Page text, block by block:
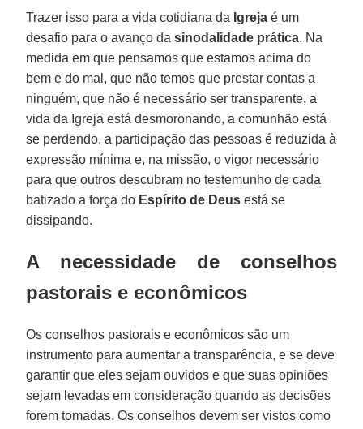
Trazer isso para a vida cotidiana da Igreja é um
desafio para o avanço dasinodalidade prática. Na
medida em que pensamos que estamos acima do
bem e do mal, que não temos que prestar contas a
ninguém, que não é necessário ser transparente, a
vida da Igreja está desmoronando, a comunhão está
se perdendo, a participação das pessoas é reduzida à
expressão mínima e, na missão, o vigor necessário
para que outros descubram no testemunho de cada
batizado a força do Espírito de Deus está se
dissipando.
A necessidade de conselhos
pastorais e econômicos
Os conselhos pastorais e econômicos são um
instrumento para aumentar a transparência, e se deve
garantir que eles sejam ouvidos e que suas opiniões
sejam levadas em consideração quando as decisões
forem tomadas. Os conselhos devem ser vistos como